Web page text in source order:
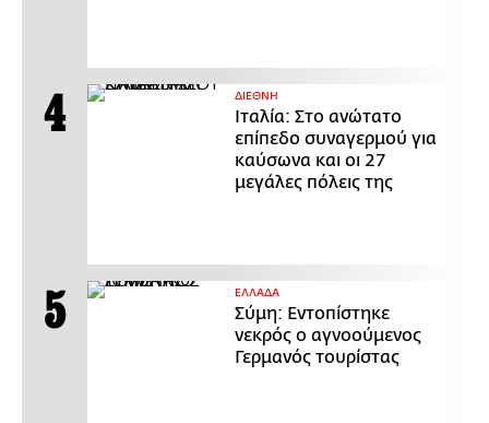
ΔΙΕΘΝΗ
Ιταλία: Στο ανώτατο
επίπεδο συναγερμού για
καύσωνα και οι 27
μεγάλες πόλεις της
ΕΛΛΑΔΑ
Σύμη: Εντοπίστηκε
νεκρός ο αγνοούμενος
Γερμανός τουρίστας